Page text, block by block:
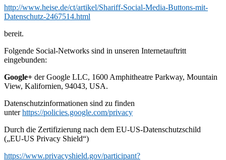
http://www.heise.de/ct/artikel/Shariff-Social-Media-Buttons-mit-
Datenschutz-2467514.html
bereit.
Folgende Social-Networks sind in unseren Internetauftritt
eingebunden:
Google+ der Google LLC, 1600 Amphitheatre Parkway, Mountain
View, Kalifornien, 94043, USA.
Datenschutzinformationen sind zu finden
unterhttps://policies.google.com/privacy
Durch die Zertifizierung nach dem EU-US-Datenschutzschild
(„EU-US Privacy Shield“)
https://www.privacyshield.gov/participant?